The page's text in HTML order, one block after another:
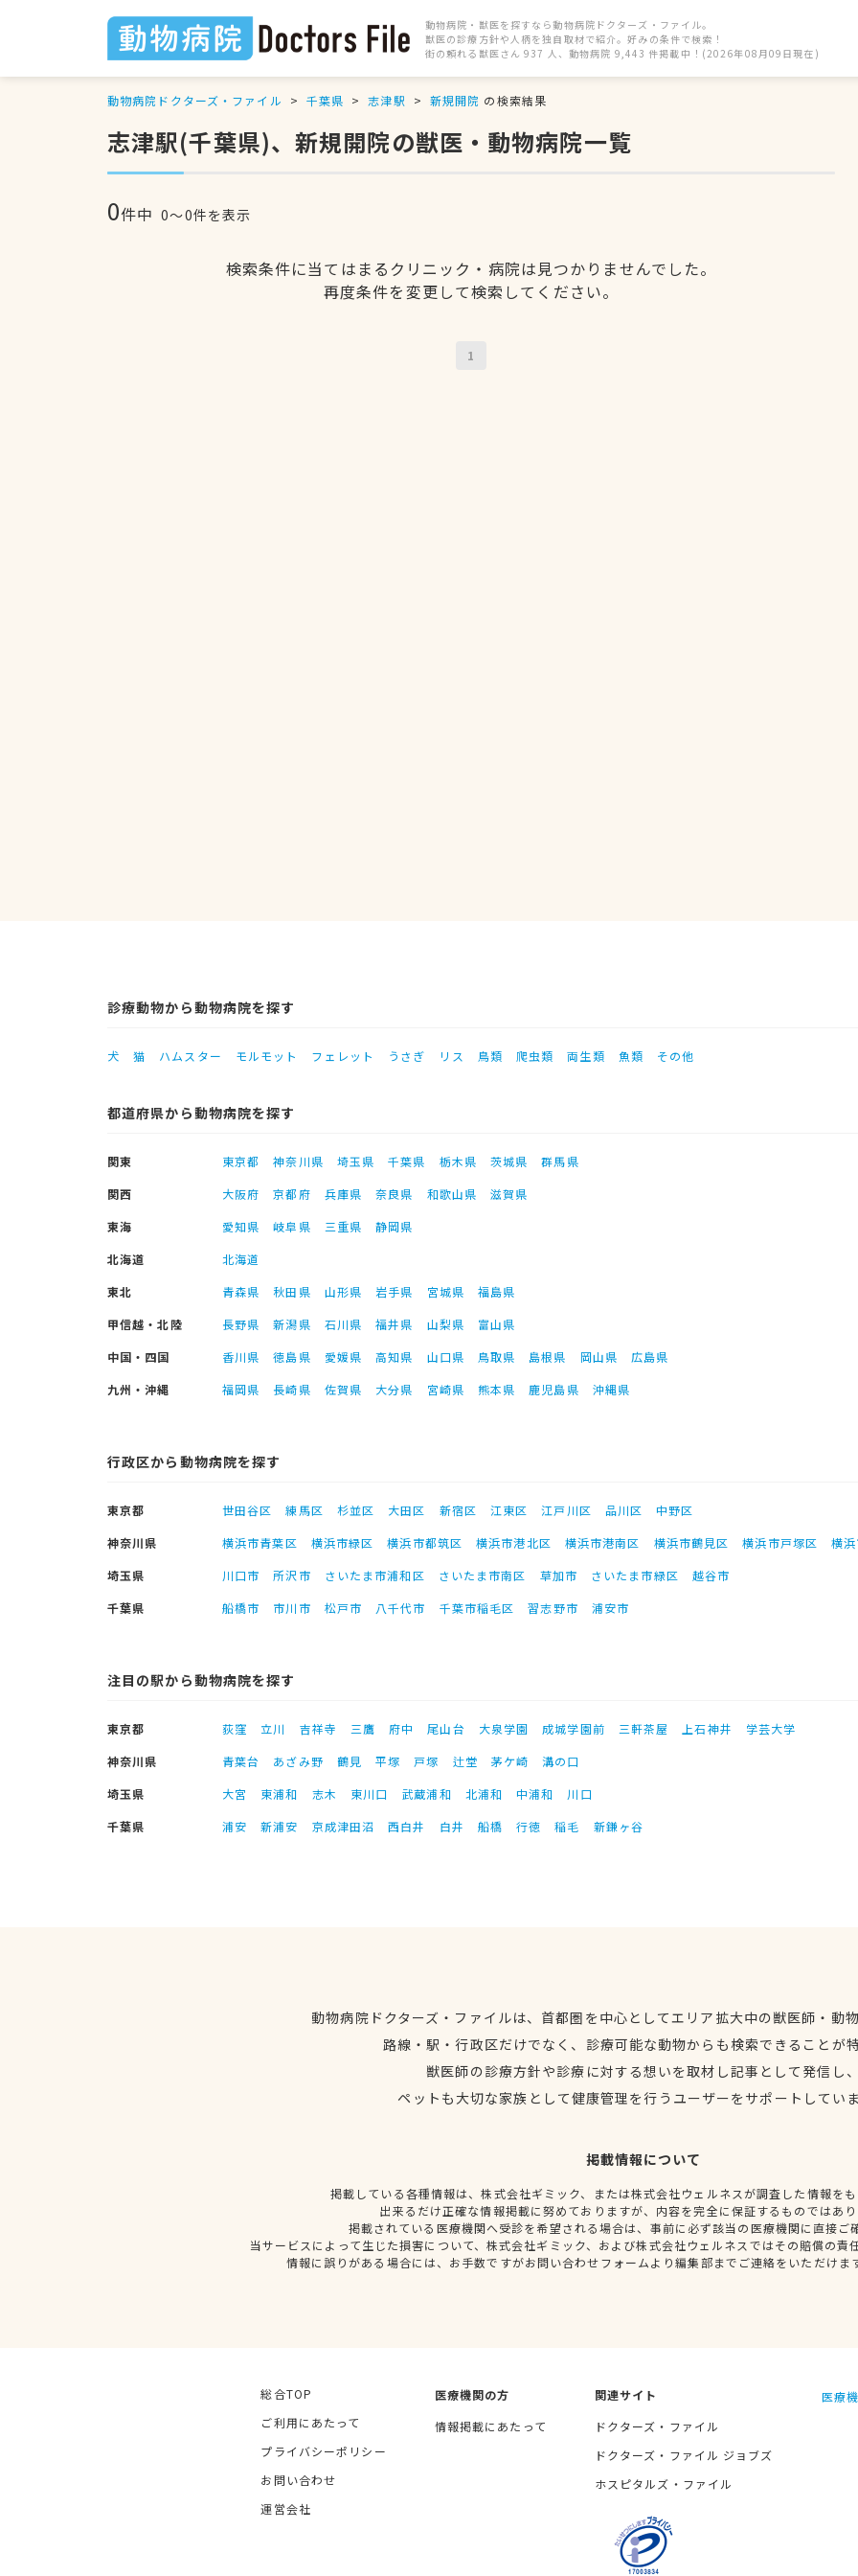
動物病院・獣医を探すなら動物病院ドクターズ・ファイル。
獣医の診療方針や人柄を独自取材で紹介。好みの条件で検索！
街の頼れる獣医さん 937 人、動物病院 9,443 件掲載中！(2026年08月09日現在)
動物病院ドクターズ・ファイル 千葉県 志津駅 新規開院 の検索結果
志津駅(千葉県)、新規開院の獣医・動物病院一覧
0件中 0〜0件を表示
検索条件に当てはまるクリニック・病院は見つかりませんでした。
再度条件を変更して検索してください。
1
診療動物から動物病院を探す
犬 猫 ハムスター モルモット フェレット うさぎ リス 鳥類 爬虫類 両生類 魚類 その他
都道府県から動物病院を探す
関東 東京都 神奈川県 埼玉県 千葉県 栃木県 茨城県
群馬県
関西
大阪府 京都府 兵庫県 奈良県 和歌山県
滋賀県
東海
愛知県 岐阜県 三重県
静岡県
北海道
北海道
東北
青森県 秋田県 山形県 岩手県 宮城県
福島県
甲信越・北陸
長野県 新潟県 石川県 福井県 山梨県
富山県
中国・四国
香川県 徳島県 愛媛県 高知県 山口県 鳥取県 島根県 岡山県
広島県
九州・沖縄
福岡県 長崎県 佐賀県 大分県 宮崎県 熊本県 鹿児島県 沖縄県
行政区から動物病院を探す
東京都 世田谷区 練馬区 杉並区 大田区 新宿区 江東区 江戸川区 品川区
中野区
神奈川県
横浜市青葉区 横浜市緑区 横浜市都筑区 横浜市港北区 横浜市港南区 横浜市鶴見区 横浜市戸塚区
横
埼玉県
川口市 所沢市 さいたま市浦和区 さいたま市南区 草加市 さいたま市緑区
越谷市
千葉県
船橋市 市川市 松戸市 八千代市 千葉市稲毛区 習志野市 浦安市
注目の駅から動物病院を探す
東京都 荻窪 立川 吉祥寺 三鷹 府中 尾山台 大泉学園 成城学園前 三軒茶屋 上石神井
学芸大学
神奈川県
青葉台 あざみ野 鶴見 平塚 戸塚 辻堂 茅ケ崎
溝の口
埼玉県
大宮 東浦和 志木 東川口 武蔵浦和 北浦和 中浦和
川口
千葉県
浦安 新浦安 京成津田沼 西白井 白井 船橋 行徳 稲毛 新鎌ヶ谷
動物病院ドクターズ・ファイルは、首都圏を中心としてエリア拡大中の獣医師・動
路線・駅・行政区だけでなく、診療可能な動物からも検索できることが
獣医師の診療方針や診療に対する想いを取材し記事として発信し
ペットも大切な家族として健康管理を行うユーザーをサポートしてい
掲載情報について
掲載している各種情報は、株式会社ギミック、または株式会社ウェルネスが調査した情報を
出来るだけ正確な情報掲載に努めておりますが、内容を完全に保証するものではあ
掲載されている医療機関へ受診を希望される場合は、事前に必ず該当の医療機関に直接ご
当サービスによって生じた損害について、株式会社ギミック、および株式会社ウェルネスではその賠償の責
情報に誤りがある場合には、お手数ですがお問い合わせフォームより編集部までご連絡をいただけま
総合TOP
ご利用にあたって
プライバシーポリシー
お問い合わせ
運営会社
医療機関の方
情報掲載にあたって
関連サイト
ドクターズ・ファイル
ドクターズ・ファイル ジョブズ
ホスピタルズ・ファイル
医療